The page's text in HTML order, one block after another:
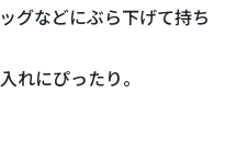
グなどにぶら下げて持ち
れにぴったり。